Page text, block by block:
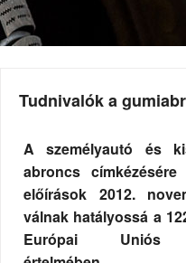
Tudnivalók a
A személyautó és
abroncs címkézésére
előírások 2012.
válnak hatályossá a
Európai Uniós